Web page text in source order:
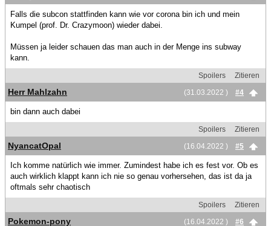
Falls die subcon stattfinden kann wie vor corona bin ich und mein
Kumpel (prof. Dr. Crazymoon) wieder dabei.
Müssen ja leider schauen das man auch in der Menge ins subway
kann.
Spoilers
Zitieren
(31.03.2022 )
#4
Herr Mahlzahn
bin dann auch dabei
Spoilers
Zitieren
(16.04.2022 )
#5
NyancatOpal
Ich komme natürlich wie immer. Zumindest habe ich es fest vor. Ob es
auch wirklich klappt kann ich nie so genau vorhersehen, das ist da ja
oftmals sehr chaotisch
Spoilers
Zitieren
(16.04.2022 )
#6
Pokemon-pony